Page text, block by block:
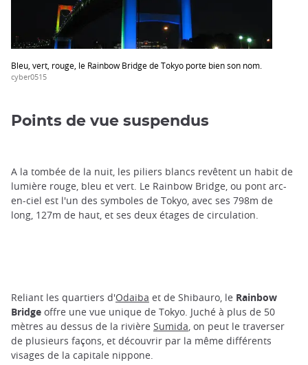
Bleu, vert, rouge, le Rainbow Bridge de Tokyo porte bien son nom.
cyber0515
Points de vue suspendus
A la tombée de la nuit, les piliers blancs revêtent un habit de
lumière rouge, bleu et vert. Le Rainbow Bridge, ou pont arc-
en-ciel est l'un des symboles de Tokyo, avec ses 798m de
long, 127m de haut, et ses deux étages de circulation.
Reliant les quartiers d'Odaiba et de Shibauro, le Rainbow
Bridge offre une vue unique de Tokyo. Juché à plus de 50
mètres au dessus de la rivière Sumida, on peut le traverser
de plusieurs façons, et découvrir par la même différents
visages de la capitale nippone.